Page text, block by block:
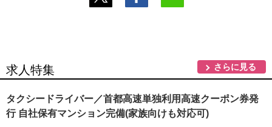
求人特集 さらに見る
タクシードライバー／首都高速単独利用高速クーポン券発
行 自社保有マンション完備(家族向けも対応可)